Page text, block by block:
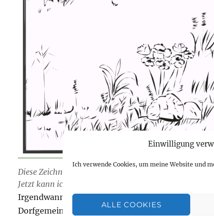
Einwilligung
Ich verwende Cookies, um meine Website und
ALLE COOKIES
Diese Zeichnung hatte ich schon mal auf meinem
Jetzt kann ich sie nochmal zeigen.
Irgendwann jetzt kam ein Notar ins Dorf und sagte,
Dorfgemeinschaft geerbt hat. Geschätzt 2 Mio